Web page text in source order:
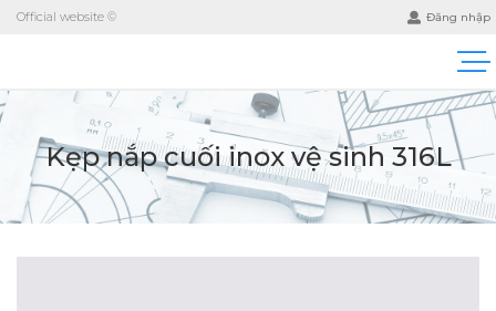
Official website © Đăng nhập
Kẹp nắp cuối inox vệ sinh 316L